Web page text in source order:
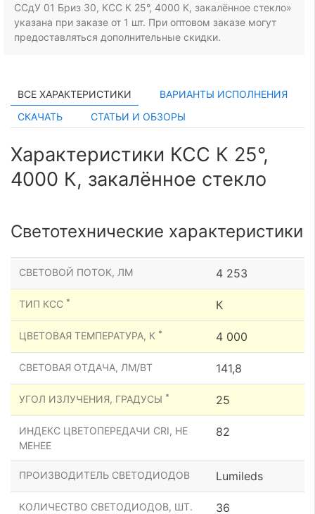
ССдУ 01 Бриз 30, КСС К 25°, 4000 К, закалённое стекло»
указана при заказе от 1 шт. При оптовом заказе могут
предоставляться дополнительные скидки.
ВСЕ ХАРАКТЕРИСТИКИ
ВАРИАНТЫ ИСПОЛНЕНИЯ
СКАЧАТЬ
СТАТЬИ И ОБЗОРЫ
Характеристики КСС К 25°,
4000 К, закалённое стекло
Светотехнические характеристики
СВЕТОВОЙ ПОТОК, ЛМ 4 253
ТИП КСС * К
ЦВЕТОВАЯ ТЕМПЕРАТУРА, К * 4 000
СВЕТОВАЯ ОТДАЧА, ЛМ/ВТ 141,8
УГОЛ ИЗЛУЧЕНИЯ, ГРАДУСЫ * 25
ИНДЕКС ЦВЕТОПЕРЕДАЧИ CRI, НЕ
МЕНЕЕ
82
ПРОИЗВОДИТЕЛЬ СВЕТОДИОДОВ Lumileds
КОЛИЧЕСТВО СВЕТОДИОДОВ, ШТ. 36